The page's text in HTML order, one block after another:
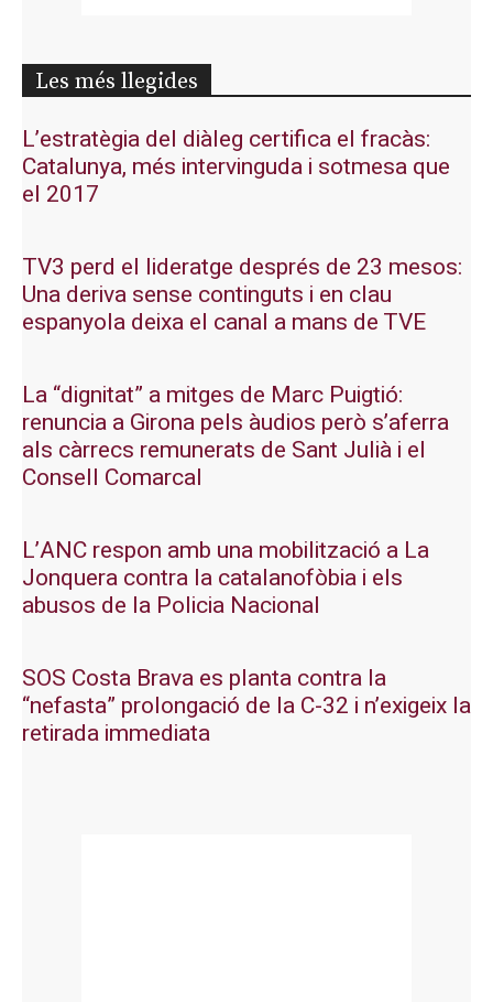
Les més llegides
L’estratègia del diàleg certifica el fracàs:
Catalunya, més intervinguda i sotmesa que
el 2017
TV3 perd el lideratge després de 23 mesos:
Una deriva sense continguts i en clau
espanyola deixa el canal a mans de TVE
La “dignitat” a mitges de Marc Puigtió:
renuncia a Girona pels àudios però s’aferra
als càrrecs remunerats de Sant Julià i el
Consell Comarcal
L’ANC respon amb una mobilització a La
Jonquera contra la catalanofòbia i els
abusos de la Policia Nacional
SOS Costa Brava es planta contra la
“nefasta” prolongació de la C-32 i n’exigeix la
retirada immediata